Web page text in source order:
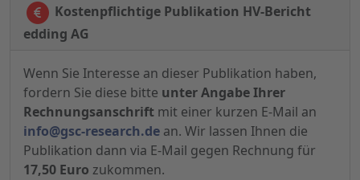
Kostenpflichtige Publikation HV-Bericht
edding AG
Wenn Sie Interesse an dieser Publikation haben,
fordern Sie diese bitte unter Angabe Ihrer
Rechnungsanschrift mit einer kurzen E-Mail an
info@gsc-research.de an. Wir lassen Ihnen die
Publikation dann via E-Mail gegen Rechnung für
17,50 Euro zukommen.